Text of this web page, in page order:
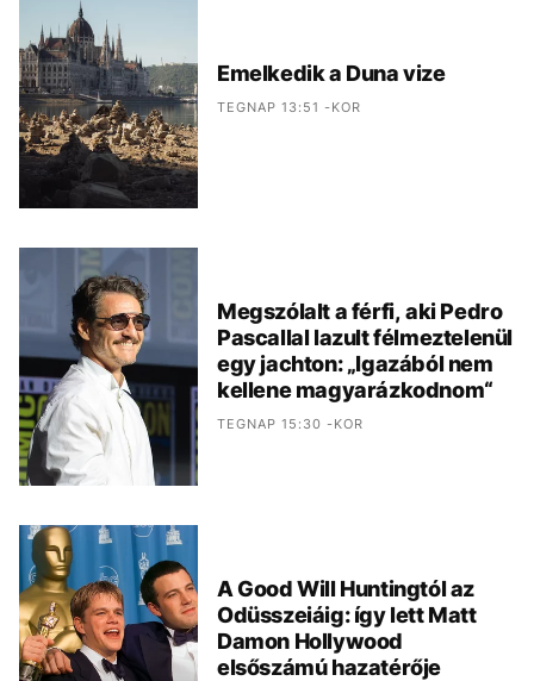
Emelkedik a Duna vize
TEGNAP 13:51 -KOR
Megszólalt a férfi, aki Pedro
Pascallal lazult félmeztelenül
egy jachton: „Igazából nem
kellene magyarázkodnom“
TEGNAP 15:30 -KOR
A Good Will Huntingtól az
Odüsszeiáig: így lett Matt
Damon Hollywood
elsőszámú hazatérője